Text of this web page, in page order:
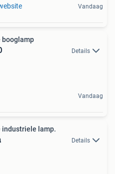
Vandaag
booglamp
Details
Vandaag
industriele lamp.
Details